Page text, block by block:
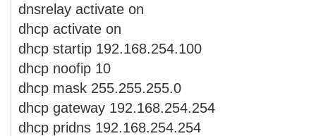
dnsrelay activate on
dhcp activate on
dhcp startip 192.168.254.100
dhcp noofip 10
dhcp mask 255.255.255.0
dhcp gateway 192.168.254.254
dhcp pridns 192.168.254.254